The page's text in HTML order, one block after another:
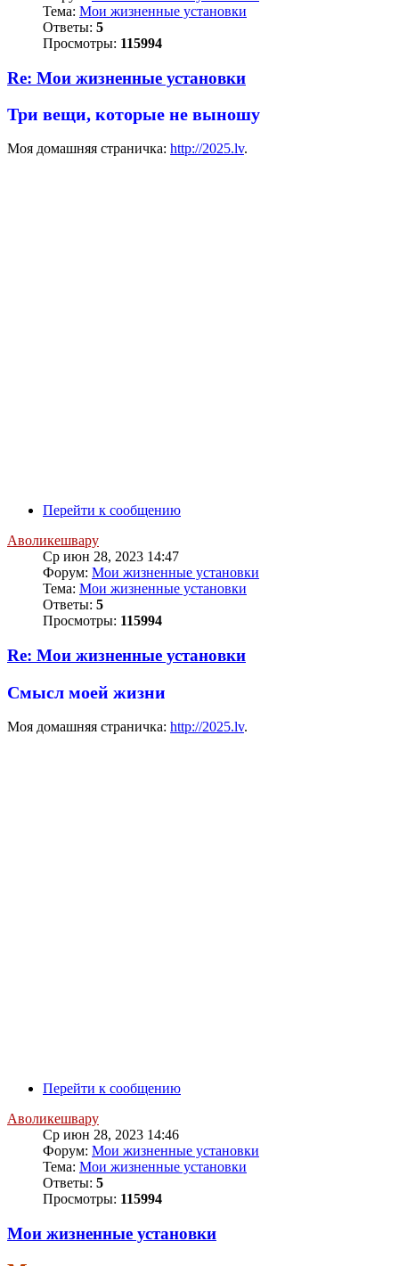
Тема: Мои жизненные установки
Ответы: 5
Просмотры: 115994
Re: Мои жизненные установки
Три вещи, которые не выношу
Моя домашняя страничка: http://2025.lv.
Перейти к сообщению
Аволикешвару
Ср июн 28, 2023 14:47
Форум: Мои жизненные установки
Тема: Мои жизненные установки
Ответы: 5
Просмотры: 115994
Re: Мои жизненные установки
Смысл моей жизни
Моя домашняя страничка: http://2025.lv.
Перейти к сообщению
Аволикешвару
Ср июн 28, 2023 14:46
Форум: Мои жизненные установки
Тема: Мои жизненные установки
Ответы: 5
Просмотры: 115994
Мои жизненные установки